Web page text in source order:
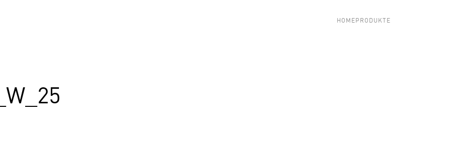
HOMEPRODUKTE